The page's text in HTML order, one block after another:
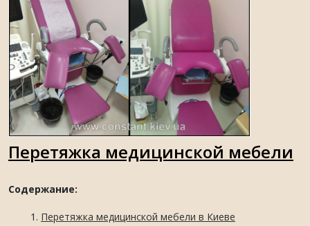
Перетяжка медицинской мебели
Содержание:
Перетяжка медицинской мебели в Киеве